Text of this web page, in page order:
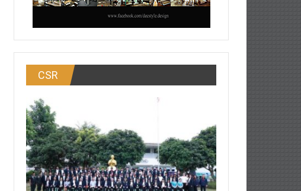
CSR